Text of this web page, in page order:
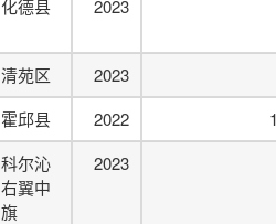
化德县 2023
清苑区
2023
霍邱县 2022
科尔沁
右翼中
旗
2023